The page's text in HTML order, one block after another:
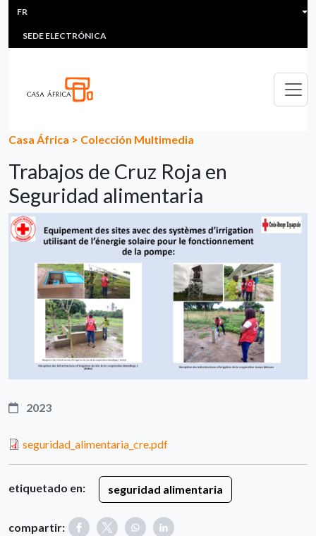
Aller au contenu principal
HEADER MENU
MULTIMEDIA
SEDE ELECTRÓNICA
FR
Casa África > Colección Multimedia
Trabajos de Cruz Roja en
Seguridad alimentaria
2023
seguridad_alimentaria_cre.pdf
etiquetado en: seguridad alimentaria
compartir: